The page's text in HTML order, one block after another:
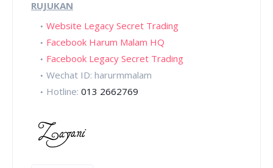
RUJUKAN
Website Legacy Secret Trading
Facebook Harum Malam HQ
Facebook Legacy Secret Trading
Wechat ID: harurmmalam
Hotline: 013 2662769